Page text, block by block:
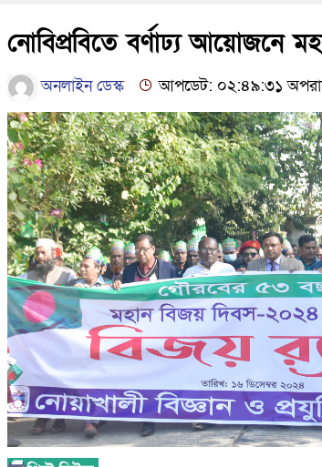
নোবিপ্রবিতে বর্ণাঢ্য আয়োজনে
অনলাইন ডেস্ক আপডেট: ০২:৪৯:৩১